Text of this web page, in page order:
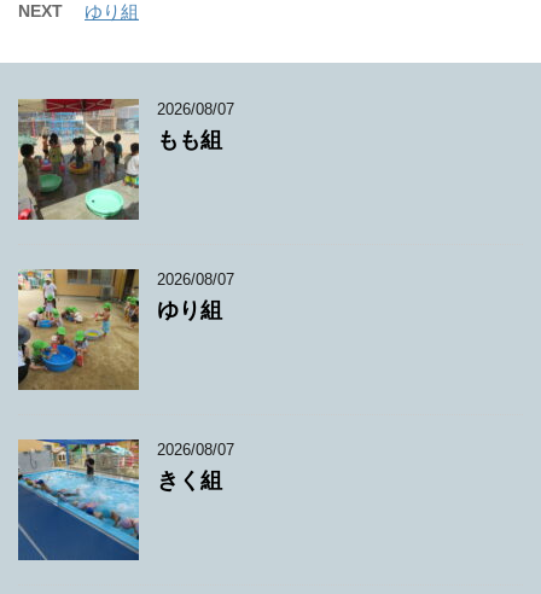
NEXT ゆり組
2026/08/07
もも組
2026/08/07
ゆり組
2026/08/07
きく組